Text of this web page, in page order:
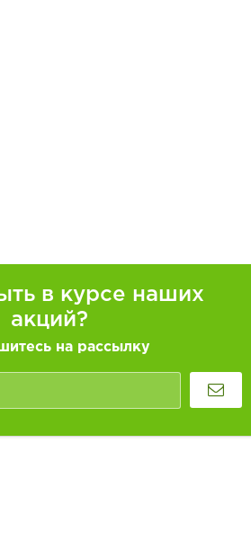
в курсе наших
акций?
на рассылку